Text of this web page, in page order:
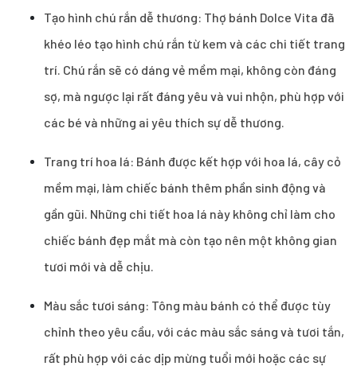
Tạo hình chú rắn dễ thương: Thợ bánh Dolce Vita đã
khéo léo tạo hình chú rắn từ kem và các chi tiết trang
trí. Chú rắn sẽ có dáng vẻ mềm mại, không còn đáng
sợ, mà ngược lại rất đáng yêu và vui nhộn, phù hợp với
các bé và những ai yêu thích sự dễ thương.
Trang trí hoa lá: Bánh được kết hợp với hoa lá, cây cỏ
mềm mại, làm chiếc bánh thêm phần sinh động và
gần gũi. Những chi tiết hoa lá này không chỉ làm cho
chiếc bánh đẹp mắt mà còn tạo nên một không gian
tươi mới và dễ chịu.
Màu sắc tươi sáng: Tông màu bánh có thể được tùy
chỉnh theo yêu cầu, với các màu sắc sáng và tươi tắn,
rất phù hợp với các dịp mừng tuổi mới hoặc các sự